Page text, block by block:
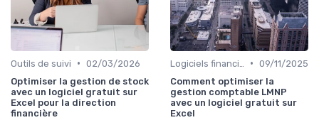
Outils de suivi • 02/03/2026
Optimiser la gestion de stock
avec un logiciel gratuit sur
Excel pour la direction
financière
• 09/11/2025
Comment optimiser la
gestion comptable LMNP
avec un logiciel gratuit sur
Excel